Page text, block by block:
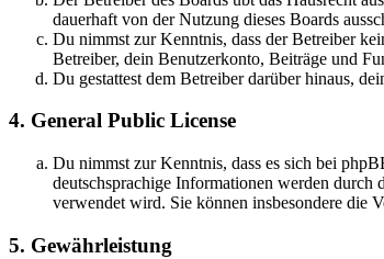
dauerhaft von der Nutzung dieses Boards
Du nimmst zur Kenntnis, dass der Betreiber
Betreiber, dein Benutzerkonto, Beiträge und
Du gestattest dem Betreiber darüber hinaus,
4. General Public License
Du nimmst zur Kenntnis, dass es sich bei
deutschsprachige Informationen werden
verwendet wird. Sie können insbesondere die
5. Gewährleistung